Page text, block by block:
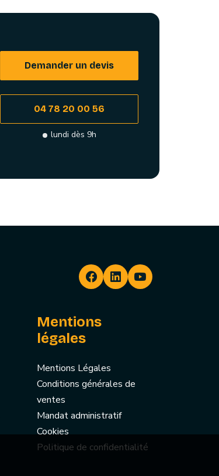
Demander un devis
04 78 20 00 56
lundi dès 9h
Mentions
légales
Mentions Légales
Conditions générales de
ventes
Mandat administratif
Cookies
Politique de confidentialité